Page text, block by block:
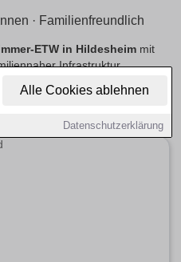
Alle Cookies ablehnen
Datenschutzerklärung
· Familienfreundlich
ETW in Hildesheim mit
Infrastruktur.